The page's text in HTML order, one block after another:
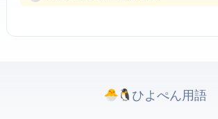
ひよぺんIT用語. All rights reserved.